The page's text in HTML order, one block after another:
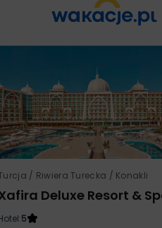
/ Riwiera Turecka / Konakli
Deluxe Resort &
5